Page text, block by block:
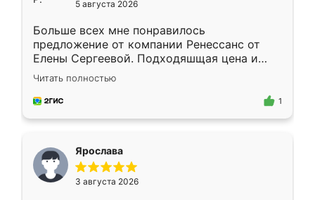
5 августа 2026
Больше всех мне понравилось
предложение от компании Ренессанс от
Елены Сергеевой. Подходяшщая цена и
короткие сроки изготовления. Приехавший
для замера сотрудник Владислав
предложил по моему эскизу самый
Читать полностью
1
Ярослава
3 августа 2026